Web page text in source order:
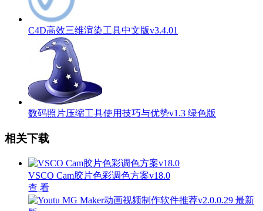
C4D高效三维渲染工具中文版v3.4.01
数码照片压缩工具使用技巧与优势v1.3 绿色版
相关下载
VSCO Cam胶片色彩调色方案v18.0
查 看